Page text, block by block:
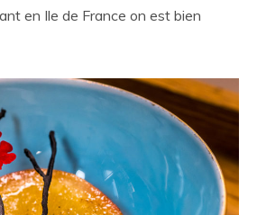
en Ile de France on est bien